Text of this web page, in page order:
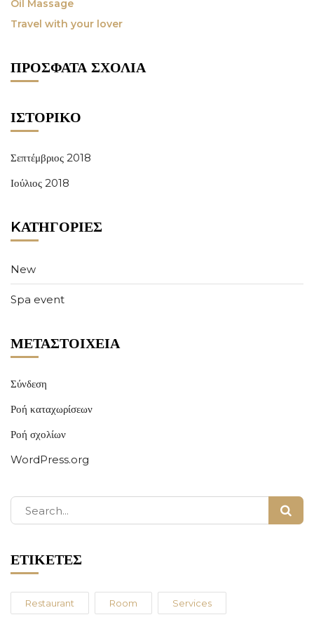
Oil Massage
Travel with your lover
ΠΡΌΣΦΑΤΑ ΣΧΌΛΙΑ
ΙΣΤΟΡΙΚΌ
Σεπτέμβριος 2018
Ιούλιος 2018
KΑΤΗΓΟΡΊΕΣ
New
Spa event
ΜΕΤΑΣΤΟΙΧΕΊΑ
Σύνδεση
Ροή καταχωρίσεων
Ροή σχολίων
WordPress.org
ΕΤΙΚΈΤΕΣ
Restaurant Room Services